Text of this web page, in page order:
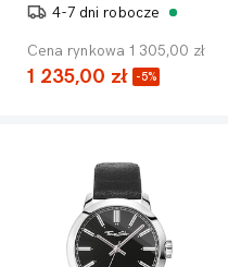
4-7 dni robocze
Cena rynkowa 1 305,00 zł
1 235,00 zł -5%